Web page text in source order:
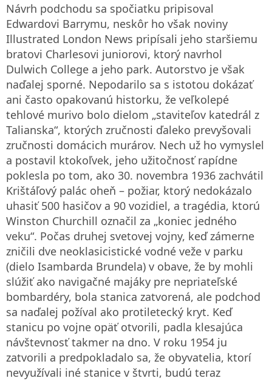
Návrh podchodu sa spočiatku pripisoval
Edwardovi Barrymu, neskôr ho však noviny
Illustrated London News pripísali jeho staršiemu
bratovi Charlesovi juniorovi, ktorý navrhol
Dulwich College a jeho park. Autorstvo je však
naďalej sporné. Nepodarilo sa s istotou dokázať
ani často opakovanú historku, že veľkolepé
tehlové murivo bolo dielom „staviteľov katedrál z
Talianska“, ktorých zručnosti ďaleko prevyšovali
zručnosti domácich murárov. Nech už ho vymyslel
a postavil ktokoľvek, jeho užitočnosť rapídne
poklesla po tom, ako 30. novembra 1936 zachvátil
Krištáľový palác oheň – požiar, ktorý nedokázalo
uhasiť 500 hasičov a 90 vozidiel, a tragédia, ktorú
Winston Churchill označil za „koniec jedného
veku“. Počas druhej svetovej vojny, keď zámerne
zničili dve neoklasicistické vodné veže v parku
(dielo Isambarda Brundela) v obave, že by mohli
slúžiť ako navigačné majáky pre nepriateľské
bombardéry, bola stanica zatvorená, ale podchod
sa naďalej požíval ako protiletecký kryt. Keď
stanicu po vojne opäť otvorili, padla klesajúca
návštevnosť takmer na dno. V roku 1954 ju
zatvorili a predpokladalo sa, že obyvatelia, ktorí
nevyužívali iné stanice v štvrti, budú teraz